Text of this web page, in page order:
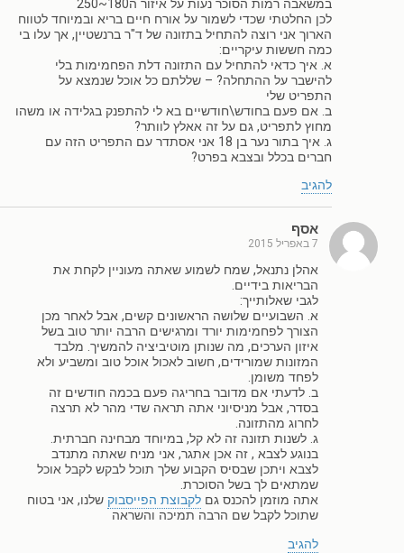
במשאבה רמות הסוכר נעות על איזור ה180~250
לכן החלטתי שכדי לשמור על אורח חיים בריא ובמיוחד לטווח
הארוך אני רוצה להתחיל בתזונה של ד"ר ברנשטיין, אך עלו בי
כמה חששות עיקריים:
א. איך כדאי להתחיל עם התזונה דלת הפחמימות בלי
להישבר על ההתחלה? – שללתם כל אוכל שנמצא על
התפריט שלי
ב. אם פעם בחודש\חודשיים בא לי להתפנק בגלידה או משהו
מחוץ לתפריט, גם על זה אאלץ לוותר?
ג. איך בתור נער בן 18 אני אסתדר עם התפריט הזה עם
חברים בכלל ובצבא בפרט?
להגיב
אסף
7 באפריל 2015
אהלן נתנאל, שמח לשמוע שאתה מעוניין לקחת את
הבריאות בידיים.
לגבי שאלותייך:
א. השבועיים שלושה הראשונים קשים, אבל לאחר מכן
הצורך לפחמימות יורד ומרגישים הרבה יותר טוב בשל
איזון הערכים, מה שנותן מוטיביציה להמשיך. מלבד
המזונות שמורידים, חשוב לאכול אוכל טוב ומשביע ולא
לפחד משומן.
ב. לדעתי אם מדובר בחריגה פעם בכמה חודשים זה
בסדר, אבל מניסיוני אתה תראה שדי מהר לא תרצה
לחרוג מהתזונה.
ג. לשנות תזונה זה לא קל, במיוחד מבחינה חברתית.
בנוגע לצבא , זה אכן אתגר, אני מניח שאתה מתנדב
לצבא ויתכן שבסיס הקבוע שלך תוכל לבקש לקבל אוכל
שמתאים לך בשל הסוכרת.
אתה מוזמן להכנס גם לקבוצת הפייסבוק שלנו, אני בטוח
שתוכל לקבל שם הרבה תמיכה והשראה
להגיב